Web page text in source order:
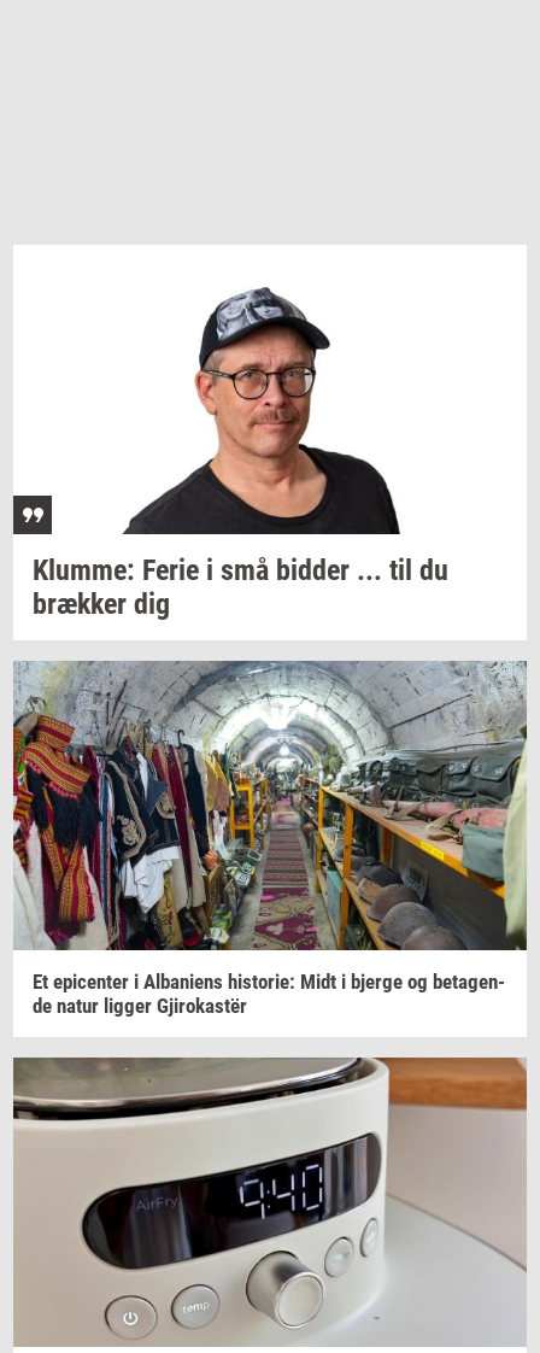
Klum­me: Ferie i små bid­der ... til du
bræk­ker dig
Et epi­cen­ter i Al­ba­ni­ens hi­sto­rie: Midt i bjer­ge og be­ta­gen­
de natur lig­ger Gjirokastër